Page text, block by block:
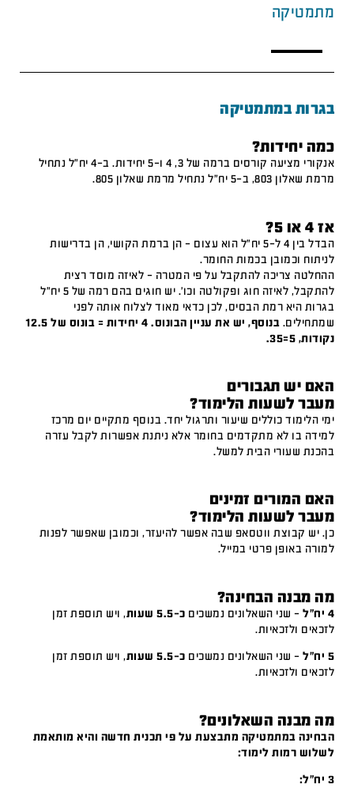
מתמטיקה
בגרות במתמטיקה
כמה יחידות?
אנקורי מציעה קורסים ברמה של 3, 4 ו-5 יחידות. ב-4 יח"ל נתחיל
מרמת שאלון 803, ב-5 יח"ל נתחיל מרמת שאלון 805.
אז 4 או 5?
הבדל בין 4 ל-5 יח"ל הוא עצום – הן ברמת הקושי, הן בדרישות
לניתוח וכמובן בכמות החומר.
ההחלטה צריכה להתקבל על פי המטרה – לאיזה מוסד רצית
להתקבל, לאיזה חוג ופקולטה וכו'. יש חוגים בהם רמה של 5 יח"ל
בגרות היא רמת הבסיס, לכן כדאי מאוד לצלוח אותה לפני
שמתחילים.
בנוסף, יש את עניין הבונוס. 4 יחידות = בונוס של 12.5
נקודות, 5=35.
האם יש תגבורים
מעבר לשעות הלימוד?
ימי הלימוד כוללים שיעור ותרגול יחד. בנוסף מתקיים יום מרכז
למידה בו לא מתקדמים בחומר אלא ניתנת אפשרות לקבל עזרה
בהכנת שעורי הבית למשל.
האם המורים זמינים
מעבר לשעות הלימוד?
כן. יש קבוצת ווטסאפ שבה אפשר להיעזר, וכמובן שאפשר לפנות
למורה באופן פרטי במייל.
מה מבנה הבחינה?
4 יח"ל – שני השאלונים נמשכים כ-5.5 שעות
, ויש תוספת זמן
לזכאים ולזכאיות.
5 יח"ל – שני השאלונים נמשכים כ-5.5 שעות
, ויש תוספת זמן
לזכאים ולזכאיות.
מה מבנה השאלונים?
הבחינה במתמטיקה מתבצעת על פי תכנית חדשה והיא מותאמת
לשלוש רמות לימוד:
3 יח”ל: